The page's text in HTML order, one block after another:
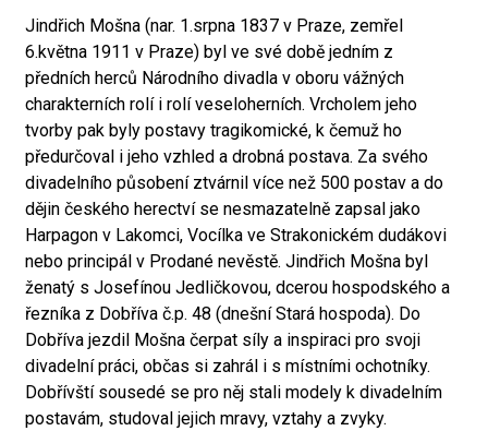
Jindřich Mošna (nar. 1.srpna 1837 v Praze, zemřel
6.května 1911 v Praze) byl ve své době jedním z
předních herců Národního divadla v oboru vážných
charakterních rolí i rolí veseloherních. Vrcholem jeho
tvorby pak byly postavy tragikomické, k čemuž ho
předurčoval i jeho vzhled a drobná postava. Za svého
divadelního působení ztvárnil více než 500 postav a do
dějin českého herectví se nesmazatelně zapsal jako
Harpagon v Lakomci, Vocílka ve Strakonickém dudákovi
nebo principál v Prodané nevěstě. Jindřich Mošna byl
ženatý s Josefínou Jedličkovou, dcerou hospodského a
řezníka z Dobříva č.p. 48 (dnešní Stará hospoda). Do
Dobříva jezdil Mošna čerpat síly a inspiraci pro svoji
divadelní práci, občas si zahrál i s místními ochotníky.
Dobřívští sousedé se pro něj stali modely k divadelním
postavám, studoval jejich mravy, vztahy a zvyky.